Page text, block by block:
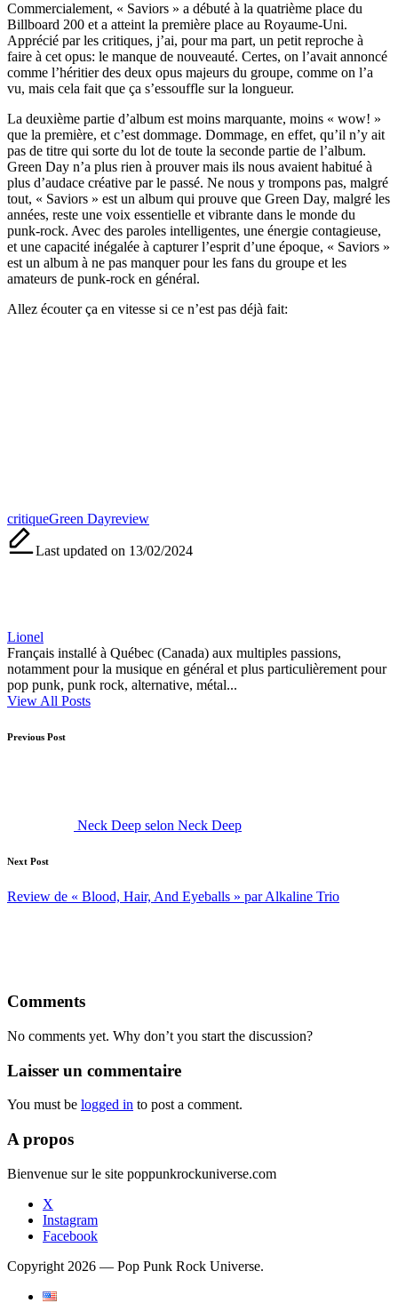
Commercialement, « Saviors » a débuté à la quatrième place du
Billboard 200 et a atteint la première place au Royaume-Uni.
Apprécié par les critiques, j’ai, pour ma part, un petit reproche à
faire à cet opus: le manque de nouveauté. Certes, on l’avait annoncé
comme l’héritier des deux opus majeurs du groupe, comme on l’a
vu, mais cela fait que ça s’essouffle sur la longueur.
La deuxième partie d’album est moins marquante, moins « wow! »
que la première, et c’est dommage. Dommage, en effet, qu’il n’y ait
pas de titre qui sorte du lot de toute la seconde partie de l’album.
Green Day n’a plus rien à prouver mais ils nous avaient habitué à
plus d’audace créative par le passé. Ne nous y trompons pas, malgré
tout, « Saviors » est un album qui prouve que Green Day, malgré les
années, reste une voix essentielle et vibrante dans le monde du
punk-rock. Avec des paroles intelligentes, une énergie contagieuse,
et une capacité inégalée à capturer l’esprit d’une époque, « Saviors »
est un album à ne pas manquer pour les fans du groupe et les
amateurs de punk-rock en général.
Allez écouter ça en vitesse si ce n’est pas déjà fait:
Tags:
critiqueGreen Dayreview
Last updated on 13/02/2024
Lionel
Français installé à Québec (Canada) aux multiples passions,
notamment pour la musique en général et plus particulièrement pour
pop punk, punk rock, alternative, métal...
View All Posts
Post
Previous Post
Neck Deep selon Neck Deep
Next Post
Review de « Blood, Hair, And Eyeballs » par Alkaline Trio
Comments
No comments yet. Why don’t you start the discussion?
Laisser un commentaire
You must be logged in to post a comment.
A propos
Bienvenue sur le site poppunkrockuniverse.com
X
Instagram
Facebook
Copyright 2026 — Pop Punk Rock Universe.